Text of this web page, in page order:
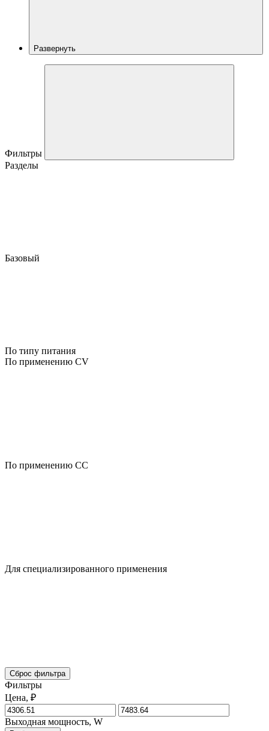
Развернуть
Фильтры
Разделы
Базовый
По типу питания
По применению CV
По применению CC
Для специализированного применения
Сброс фильтра
Фильтры
Цена, ₽
Выходная мощность, W